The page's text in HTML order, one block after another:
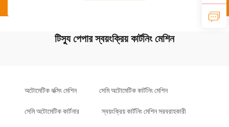
টিস্যু পেপার স্বয়ংক্রিয় কার্টনিং মেশিন
অটোমেটিক বক্সিং মেশিন সেমি অটোমেটিক কার্টনিং মেশিন
সেমি অটোমেটিক কার্টনার স্বয়ংক্রিয় কার্টনিং মেশিন সরবরাহকারী